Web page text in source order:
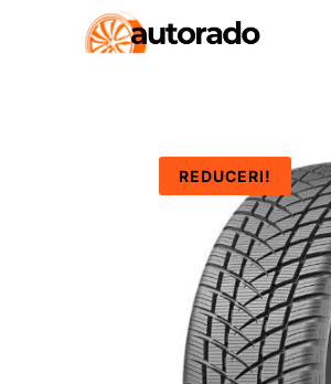
REDUCERI!